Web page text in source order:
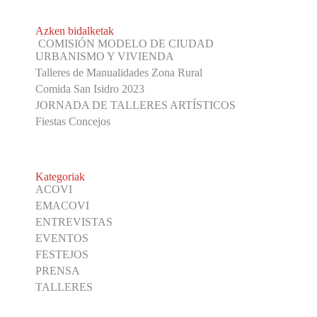
Azken bidalketak
COMISIÓN MODELO DE CIUDAD
URBANISMO Y VIVIENDA
Talleres de Manualidades Zona Rural
Comida San Isidro 2023
JORNADA DE TALLERES ARTÍSTICOS
Fiestas Concejos
Kategoriak
ACOVI
EMACOVI
ENTREVISTAS
EVENTOS
FESTEJOS
PRENSA
TALLERES